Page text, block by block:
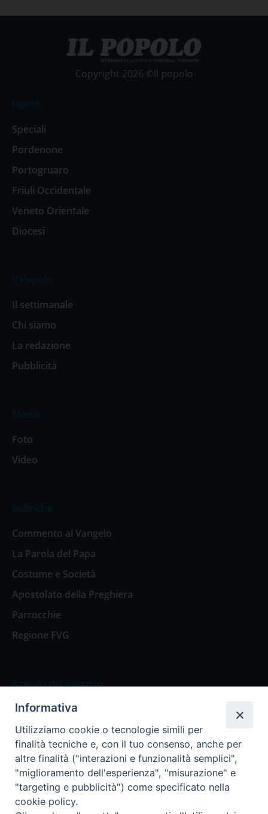
Copyright 2026 ©Il popolo
Speciali
Pordenone
Portogruaro
Friuli Occidentale
Veneto Orientale
Diocesi
Il settimanale
Chi siamo
La redazione
Pubblicità
Foto
Video
Commento al Vangelo
La Parola del Papa
Costume e Società
Apostolato della Preghiera
Parrocchie
Regione FVG
Agenda del vescovo
Agenda del vescovo
Privacy Policy Trasparenza
Informativa
Utilizziamo cookie o tecnologie simili per
finalità tecniche e, con il tuo consenso, anche per
altre finalità ("interazioni e funzionalità semplici",
"miglioramento dell'esperienza", "misurazione" e
"targeting e pubblicità") come specificato nella
cookie policy.